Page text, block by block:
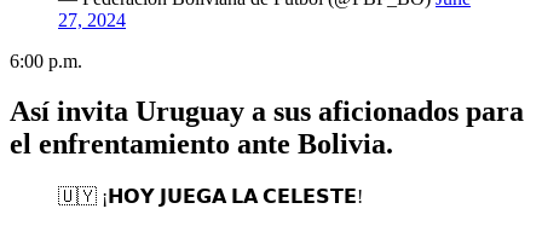
27, 2024
6:00 p.m.
Así invita Uruguay a sus aficionados para
el enfrentamiento ante Bolivia.
🇺🇾 ¡𝗛𝗢𝗬 𝗝𝗨𝗘𝗚𝗔 𝗟𝗔 𝗖𝗘𝗟𝗘𝗦𝗧𝗘!